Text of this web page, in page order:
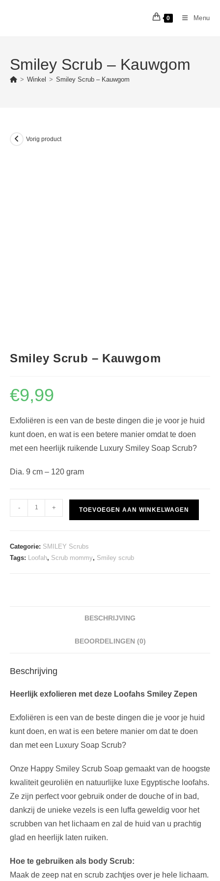
0 Menu
Smiley Scrub – Kauwgom
> Winkel > Smiley Scrub – Kauwgom
Vorig product
Smiley Scrub – Kauwgom
€9,99
Exfoliëren is een van de beste dingen die je voor je huid
kunt doen, en wat is een betere manier omdat te doen
met een heerlijk ruikende Luxury Smiley Soap Scrub?
Dia. 9 cm – 120 gram
Scrub
aantal
- + TOEVOEGEN AAN WINKELWAGEN
Categorie: SMILEY Scrubs
Tags:
Loofah, Scrub mommy, Smiley scrub
BESCHRIJVING
BEOORDELINGEN (0)
Beschrijving
Heerlijk exfolieren met deze Loofahs Smiley Zepen
Exfoliëren is een van de beste dingen die je voor je huid
kunt doen, en wat is een betere manier om dat te doen
dan met een Luxury Soap Scrub?
Onze Happy Smiley Scrub Soap gemaakt van de hoogste
kwaliteit geuroliën en natuurlijke luxe Egyptische loofahs.
Ze zijn perfect voor gebruik onder de douche of in bad,
dankzij de unieke vezels is een luffa geweldig voor het
scrubben van het lichaam en zal de huid van u prachtig
glad en heerlijk laten ruiken.
Hoe te gebruiken als body Scrub:
Maak de zeep nat en scrub zachtjes over je hele lichaam.